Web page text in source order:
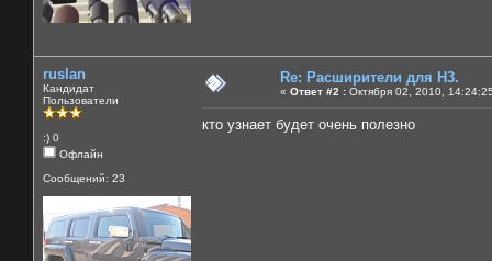
ruslan
Кандидат
Пользователи
:) 0
Офлайн
Сообщений: 23
Re: Расширители для Н3.
« Ответ #2 : Октября 02, 2010,
кто узнает будет очень полезно